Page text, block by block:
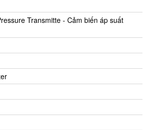
Transmitte - Cảm biến áp suất